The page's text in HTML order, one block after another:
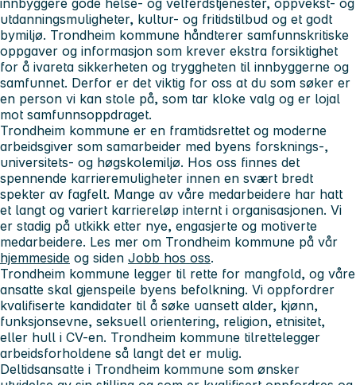
utdanningsmuligheter, kultur- og fritidstilbud og et godt
bymiljø. Trondheim kommune håndterer samfunnskritiske
oppgaver og informasjon som krever ekstra forsiktighet
for å ivareta sikkerheten og tryggheten til innbyggerne og
samfunnet. Derfor er det viktig for oss at du som søker er
en person vi kan stole på, som tar kloke valg og er lojal
mot samfunnsoppdraget.
Trondheim kommune er en framtidsrettet og moderne
arbeidsgiver som samarbeider med byens forsknings-,
universitets- og høgskolemiljø. Hos oss finnes det
spennende karrieremuligheter innen en svært bredt
spekter av fagfelt. Mange av våre medarbeidere har hatt
et langt og variert karriereløp internt i organisasjonen. Vi
er stadig på utkikk etter nye, engasjerte og motiverte
medarbeidere. Les mer om Trondheim kommune på vår
hjemmeside og siden Jobb hos oss.
Trondheim kommune legger til rette for mangfold, og våre
ansatte skal gjenspeile byens befolkning. Vi oppfordrer
kvalifiserte kandidater til å søke uansett alder, kjønn,
funksjonsevne, seksuell orientering, religion, etnisitet,
eller hull i CV-en. Trondheim kommune tilrettelegger
arbeidsforholdene så langt det er mulig.
Deltidsansatte i Trondheim kommune som ønsker